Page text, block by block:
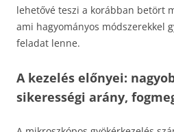
lehetővé teszi a korábban betört
ami hagyományos módszerekkel
feladat lenne.
A kezelés előnyei:
sikerességi arány,